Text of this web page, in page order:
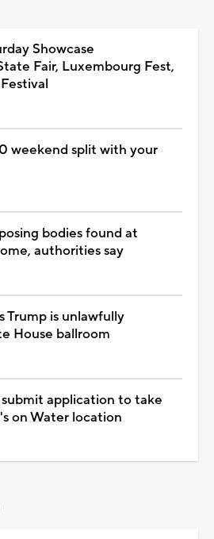
Showcase
Fair, Luxembourg Fest,
weekend split with your
bodies found at
authorities say
Trump is unlawfully
House ballroom
application to take
on Water location